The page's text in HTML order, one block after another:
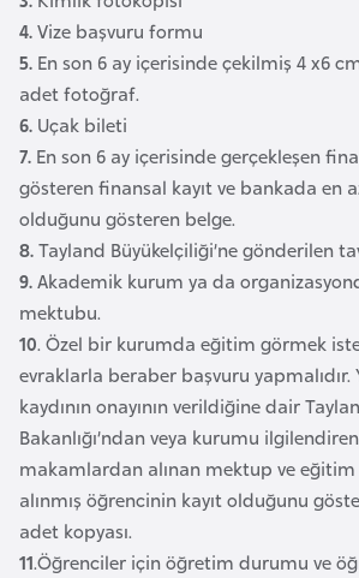
4.Vize başvuru formu
5. En son 6 ay içerisinde çekilmiş 4 x6
adet fotoğraf.
6. Uçak bileti
7. En son 6 ay içerisinde gerçekleşen
gösteren finansal kayıt ve bankada en
olduğunu gösteren belge.
8.Tayland Büyükelçiliği’ne gönderilen
9.Akademik kurum ya da
mektubu.
10. Özel bir kurumda eğitim görmek
evraklarla beraber başvuru yapmalıdır.
kaydının onayının verildiğine dair
Bakanlığı’ndan veya kurumu
makamlardan alınan mektup ve
alınmış öğrencinin kayıt olduğunu
adet kopyası.
11.Öğrenciler için öğretim durumu ve
u
l
g
a
r
i
s
t
a
n
B
u
r
k
i
n
a